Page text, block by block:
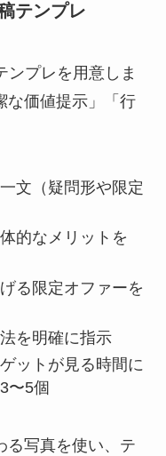
テンプレ
ンプレを用意しま
な価値提示」「行
文（疑問形や限定
的なメリットを
る限定オファーを
を明確に指示
ットが見る時間に
〜5個
る写真を使い、テ